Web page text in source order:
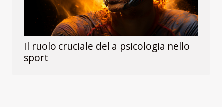
Il ruolo cruciale della psicologia nello
sport